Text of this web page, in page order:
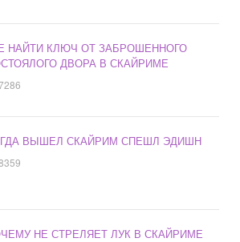
НАЙТИ КЛЮЧ ОТ ЗАБРОШЕННОГО
ДВОРА В СКАЙРИМЕ
ВЫШЕЛ СКАЙРИМ СПЕШЛ ЭДИШН
НЕ СТРЕЛЯЕТ ЛУК В СКАЙРИМЕ